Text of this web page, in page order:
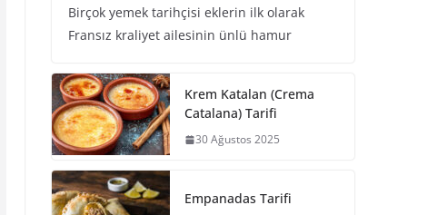
Birçok yemek tarihçisi eklerin ilk olarak
Fransız kraliyet ailesinin ünlü hamur
Krem Katalan (Crema
Catalana) Tarifi
30 Ağustos 2025
Empanadas Tarifi